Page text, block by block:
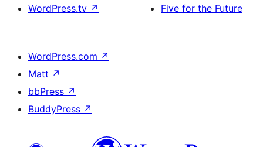
WordPress.tv ↗
Five for the Future
WordPress.com ↗
Matt ↗
bbPress ↗
BuddyPress ↗